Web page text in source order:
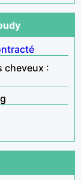
cheveux :